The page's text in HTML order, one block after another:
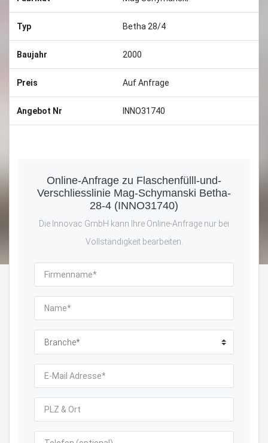
Typ Betha 28/4
Baujahr 2000
Preis Auf Anfrage
Angebot Nr INNO31740
Online-Anfrage zu Flaschenfülll-und-
Verschliesslinie Mag-Schymanski Betha-
28-4 (INNO31740)
Die Innovac GmbH kann Ihre Online-Anfrage nur bei
Vollständigkeit bearbeiten.